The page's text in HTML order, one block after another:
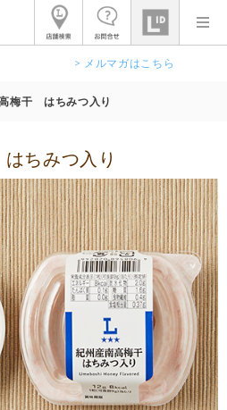
> メルマガはこちら
梅干 はちみつ入り
ちみつ入り